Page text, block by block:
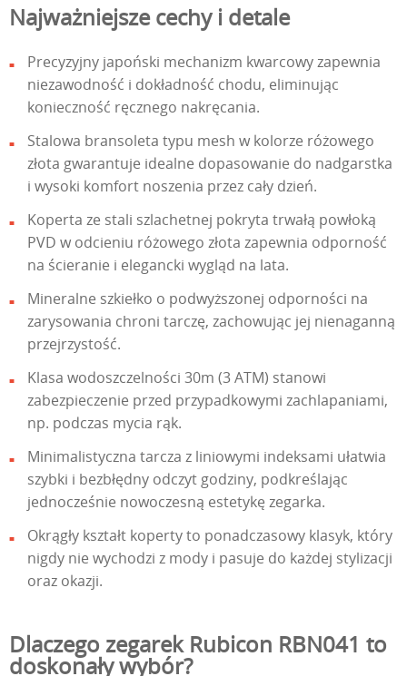
Najważniejsze cechy i detale
Precyzyjny japoński mechanizm kwarcowy zapewnia
niezawodność i dokładność chodu, eliminując
konieczność ręcznego nakręcania.
Stalowa bransoleta typu mesh w kolorze różowego
złota gwarantuje idealne dopasowanie do nadgarstka
i wysoki komfort noszenia przez cały dzień.
Koperta ze stali szlachetnej pokryta trwałą powłoką
PVD w odcieniu różowego złota zapewnia odporność
na ścieranie i elegancki wygląd na lata.
Mineralne szkiełko o podwyższonej odporności na
zarysowania chroni tarczę, zachowując jej nienaganną
przejrzystość.
Klasa wodoszczelności 30m (3 ATM) stanowi
zabezpieczenie przed przypadkowymi zachlapaniami,
np. podczas mycia rąk.
Minimalistyczna tarcza z liniowymi indeksami ułatwia
szybki i bezbłędny odczyt godziny, podkreślając
jednocześnie nowoczesną estetykę zegarka.
Okrągły kształt koperty to ponadczasowy klasyk, który
nigdy nie wychodzi z mody i pasuje do każdej stylizacji
oraz okazji.
Dlaczego zegarek Rubicon RBN041 to
doskonały wybór?